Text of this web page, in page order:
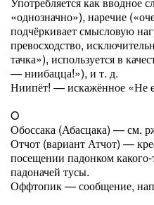
«однозначно»), наречие
подчёркивает смысловую
превосходство,
тачка»), используется в
— ниибацца!»), и т. д.
Ниипёт! — искажённое «Не
O
Обоссака (Абасцака) — см.
Отчот (вариант Атчот) —
посещении падонком
падоначей тусы.
Оффтопик — сообщение,